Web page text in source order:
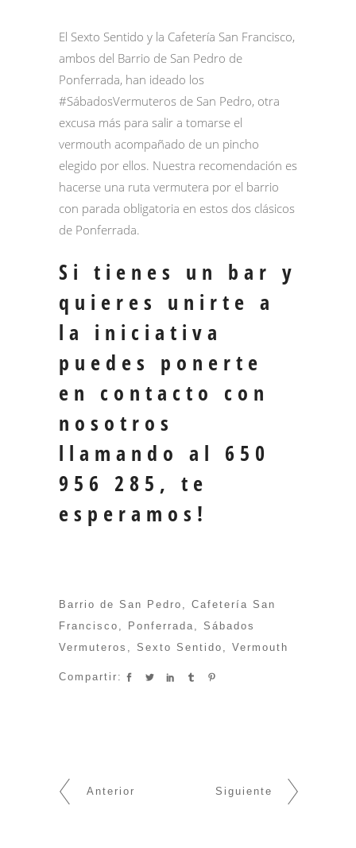
El Sexto Sentido y la Cafetería San Francisco,
ambos del Barrio de San Pedro de
Ponferrada, han ideado los
#SábadosVermuteros de San Pedro, otra
excusa más para salir a tomarse el
vermouth acompañado de un pincho
elegido por ellos. Nuestra recomendación es
hacerse una ruta vermutera por el barrio
con parada obligatoria en estos dos clásicos
de Ponferrada.
Si tienes un bar y
quieres unirte a
la iniciativa
puedes ponerte
en contacto con
nosotros
llamando al 650
956 285, te
esperamos!
Barrio de San Pedro
Cafetería San
Francisco
Ponferrada
Sábados
Vermuteros
Sexto Sentido Vermouth
Compartir:
Anterior Siguiente